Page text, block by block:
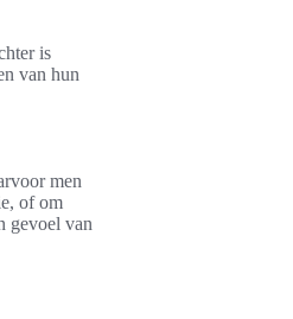
is
van hun
men
of om
gevoel van